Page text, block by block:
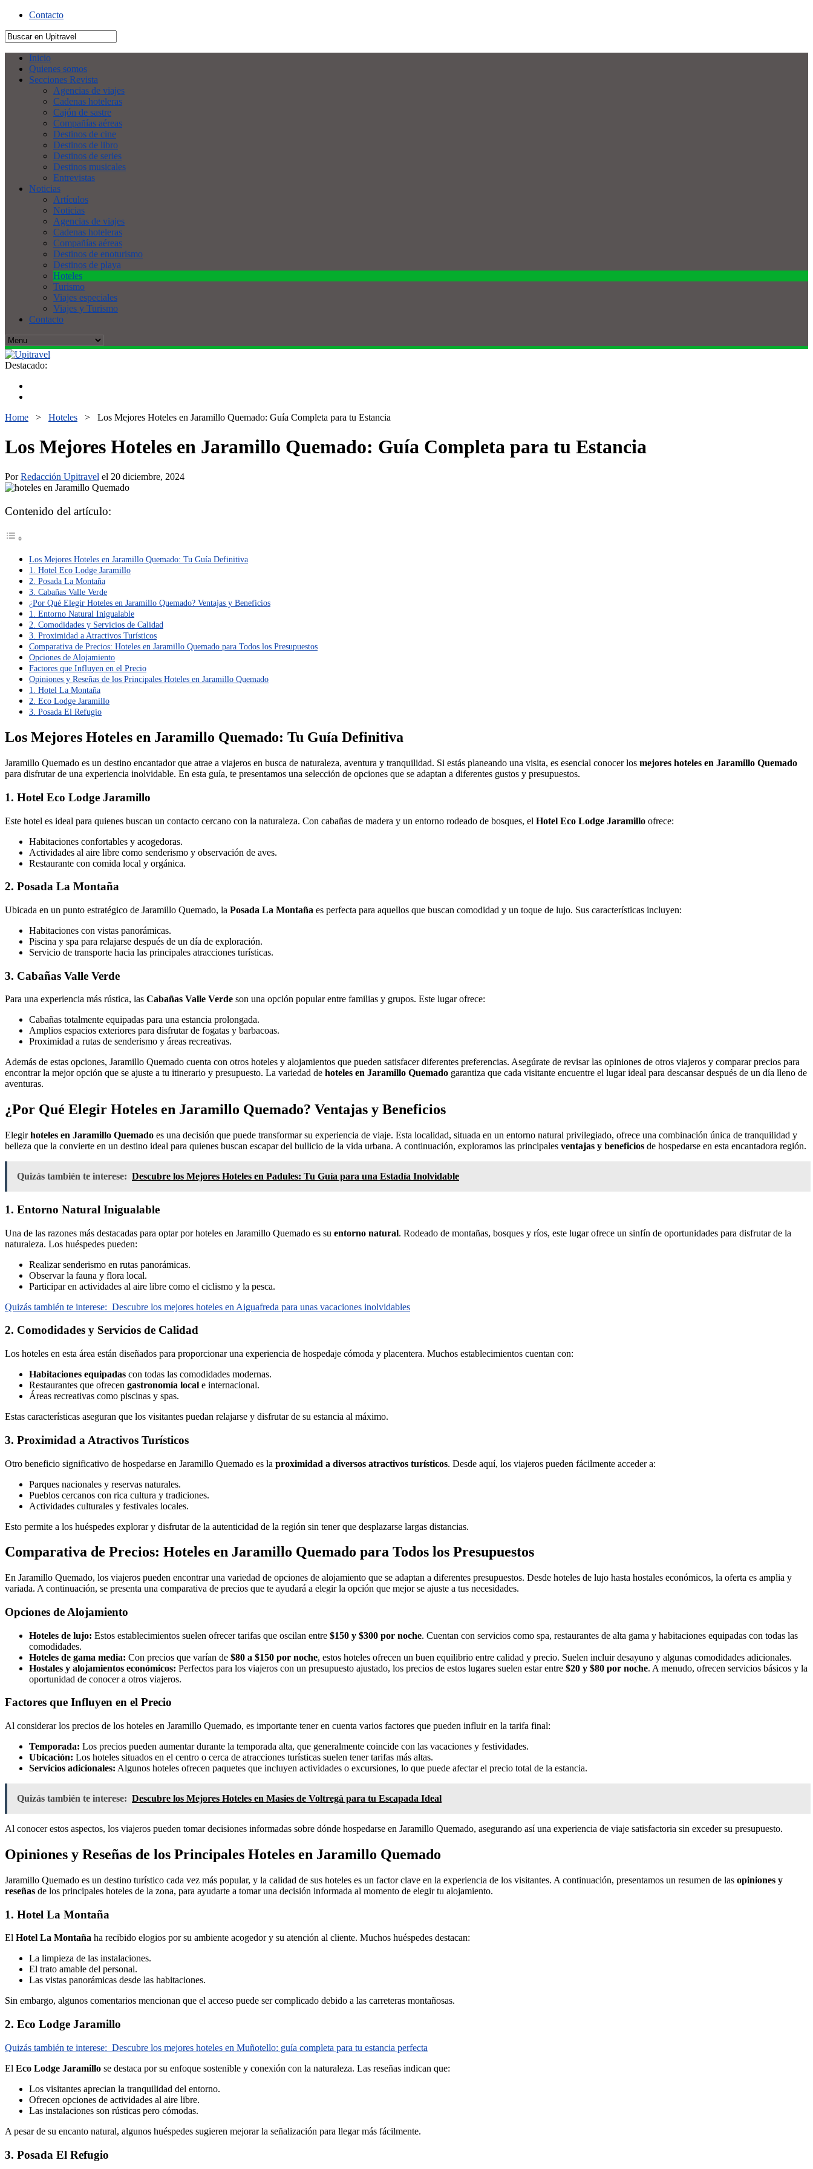
Contacto
Inicio
Quienes somos
Secciones Revista
Agencias de viajes
Cadenas hoteleras
Cajón de sastre
Compañías aéreas
Destinos de cine
Destinos de libro
Destinos de series
Destinos musicales
Entrevistas
Noticias
Artículos
Noticias
Agencias de viajes
Cadenas hoteleras
Compañías aéreas
Destinos de enoturismo
Destinos de playa
Hoteles
Turismo
Viajes especiales
Viajes y Turismo
Contacto
Destacado:
Home > Hoteles > Los Mejores Hoteles en Jaramillo Quemado: Guía Completa para tu Estancia
Los Mejores Hoteles en Jaramillo Quemado: Guía Completa para tu Estancia
PorRedacción Upitravel el 20 diciembre, 2024
Contenido del artículo:
Los Mejores Hoteles en Jaramillo Quemado: Tu Guía Definitiva
1. Hotel Eco Lodge Jaramillo
2. Posada La Montaña
3. Cabañas Valle Verde
¿Por Qué Elegir Hoteles en Jaramillo Quemado? Ventajas y Beneficios
1. Entorno Natural Inigualable
2. Comodidades y Servicios de Calidad
3. Proximidad a Atractivos Turísticos
Comparativa de Precios: Hoteles en Jaramillo Quemado para Todos los Presupuestos
Opciones de Alojamiento
Factores que Influyen en el Precio
Opiniones y Reseñas de los Principales Hoteles en Jaramillo Quemado
1. Hotel La Montaña
2. Eco Lodge Jaramillo
3. Posada El Refugio
Los Mejores Hoteles en Jaramillo Quemado: Tu Guía Definitiva
Jaramillo Quemado es un destino encantador que atrae a viajeros en busca de naturaleza, aventura y tranquilidad. Si estás planeando una visita, es esencial conocer los mejores hoteles en Jaramillo Quemado
para disfrutar de una experiencia inolvidable. En esta guía, te presentamos una selección de opciones que se adaptan a diferentes gustos y presupuestos.
1. Hotel Eco Lodge Jaramillo
Este hotel es ideal para quienes buscan un contacto cercano con la naturaleza. Con cabañas de madera y un entorno rodeado de bosques, el Hotel Eco Lodge Jaramillo ofrece:
Habitaciones confortables y acogedoras.
Actividades al aire libre como senderismo y observación de aves.
Restaurante con comida local y orgánica.
2. Posada La Montaña
Ubicada en un punto estratégico de Jaramillo Quemado, la Posada La Montaña es perfecta para aquellos que buscan comodidad y un toque de lujo. Sus características incluyen:
Habitaciones con vistas panorámicas.
Piscina y spa para relajarse después de un día de exploración.
Servicio de transporte hacia las principales atracciones turísticas.
3. Cabañas Valle Verde
Para una experiencia más rústica, las Cabañas Valle Verde son una opción popular entre familias y grupos. Este lugar ofrece:
Cabañas totalmente equipadas para una estancia prolongada.
Amplios espacios exteriores para disfrutar de fogatas y barbacoas.
Proximidad a rutas de senderismo y áreas recreativas.
Además de estas opciones, Jaramillo Quemado cuenta con otros hoteles y alojamientos que pueden satisfacer diferentes preferencias. Asegúrate de revisar las opiniones de otros viajeros y comparar precios para
encontrar la mejor opción que se ajuste a tu itinerario y presupuesto. La variedad de hoteles en Jaramillo Quemado garantiza que cada visitante encuentre el lugar ideal para descansar después de un día lleno de
aventuras.
¿Por Qué Elegir Hoteles en Jaramillo Quemado? Ventajas y Beneficios
Elegirhoteles en Jaramillo Quemado es una decisión que puede transformar su experiencia de viaje. Esta localidad, situada en un entorno natural privilegiado, ofrece una combinación única de tranquilidad y
belleza que la convierte en un destino ideal para quienes buscan escapar del bullicio de la vida urbana. A continuación, exploramos las principales ventajas y beneficios de hospedarse en esta encantadora región.
Quizás también te interese: Descubre los Mejores Hoteles en Padules: Tu Guía para una Estadía Inolvidable
1. Entorno Natural Inigualable
Una de las razones más destacadas para optar por hoteles en Jaramillo Quemado es su entorno natural. Rodeado de montañas, bosques y ríos, este lugar ofrece un sinfín de oportunidades para disfrutar de la
naturaleza. Los huéspedes pueden:
Realizar senderismo en rutas panorámicas.
Observar la fauna y flora local.
Participar en actividades al aire libre como el ciclismo y la pesca.
Quizás también te interese: Descubre los mejores hoteles en Aiguafreda para unas vacaciones inolvidables
2. Comodidades y Servicios de Calidad
Los hoteles en esta área están diseñados para proporcionar una experiencia de hospedaje cómoda y placentera. Muchos establecimientos cuentan con:
Habitaciones equipadas con todas las comodidades modernas.
Restaurantes que ofrecen gastronomía local e internacional.
Áreas recreativas como piscinas y spas.
Estas características aseguran que los visitantes puedan relajarse y disfrutar de su estancia al máximo.
3. Proximidad a Atractivos Turísticos
Otro beneficio significativo de hospedarse en Jaramillo Quemado es la proximidad a diversos atractivos turísticos. Desde aquí, los viajeros pueden fácilmente acceder a:
Parques nacionales y reservas naturales.
Pueblos cercanos con rica cultura y tradiciones.
Actividades culturales y festivales locales.
Esto permite a los huéspedes explorar y disfrutar de la autenticidad de la región sin tener que desplazarse largas distancias.
Comparativa de Precios: Hoteles en Jaramillo Quemado para Todos los Presupuestos
En Jaramillo Quemado, los viajeros pueden encontrar una variedad de opciones de alojamiento que se adaptan a diferentes presupuestos. Desde hoteles de lujo hasta hostales económicos, la oferta es amplia y
variada. A continuación, se presenta una comparativa de precios que te ayudará a elegir la opción que mejor se ajuste a tus necesidades.
Opciones de Alojamiento
Hoteles de lujo: Estos establecimientos suelen ofrecer tarifas que oscilan entre $150 y $300 por noche. Cuentan con servicios como spa, restaurantes de alta gama y habitaciones equipadas con todas las
comodidades.
Hoteles de gama media: Con precios que varían de $80 a $150 por noche, estos hoteles ofrecen un buen equilibrio entre calidad y precio. Suelen incluir desayuno y algunas comodidades adicionales.
Hostales y alojamientos económicos: Perfectos para los viajeros con un presupuesto ajustado, los precios de estos lugares suelen estar entre $20 y $80 por noche. A menudo, ofrecen servicios básicos y la
oportunidad de conocer a otros viajeros.
Factores que Influyen en el Precio
Al considerar los precios de los hoteles en Jaramillo Quemado, es importante tener en cuenta varios factores que pueden influir en la tarifa final:
Temporada: Los precios pueden aumentar durante la temporada alta, que generalmente coincide con las vacaciones y festividades.
Ubicación: Los hoteles situados en el centro o cerca de atracciones turísticas suelen tener tarifas más altas.
Servicios adicionales: Algunos hoteles ofrecen paquetes que incluyen actividades o excursiones, lo que puede afectar el precio total de la estancia.
Quizás también te interese: Descubre los Mejores Hoteles en Masies de Voltregà para tu Escapada Ideal
Al conocer estos aspectos, los viajeros pueden tomar decisiones informadas sobre dónde hospedarse en Jaramillo Quemado, asegurando así una experiencia de viaje satisfactoria sin exceder su presupuesto.
Opiniones y Reseñas de los Principales Hoteles en Jaramillo Quemado
Jaramillo Quemado es un destino turístico cada vez más popular, y la calidad de sus hoteles es un factor clave en la experiencia de los visitantes. A continuación, presentamos un resumen de las opiniones y
reseñas de los principales hoteles de la zona, para ayudarte a tomar una decisión informada al momento de elegir tu alojamiento.
1. Hotel La Montaña
El Hotel La Montaña ha recibido elogios por su ambiente acogedor y su atención al cliente. Muchos huéspedes destacan:
La limpieza de las instalaciones.
El trato amable del personal.
Las vistas panorámicas desde las habitaciones.
Sin embargo, algunos comentarios mencionan que el acceso puede ser complicado debido a las carreteras montañosas.
2. Eco Lodge Jaramillo
Quizás también te interese: Descubre los mejores hoteles en Muñotello: guía completa para tu estancia perfecta
El Eco Lodge Jaramillo se destaca por su enfoque sostenible y conexión con la naturaleza. Las reseñas indican que:
Los visitantes aprecian la tranquilidad del entorno.
Ofrecen opciones de actividades al aire libre.
Las instalaciones son rústicas pero cómodas.
A pesar de su encanto natural, algunos huéspedes sugieren mejorar la señalización para llegar más fácilmente.
3. Posada El Refugio